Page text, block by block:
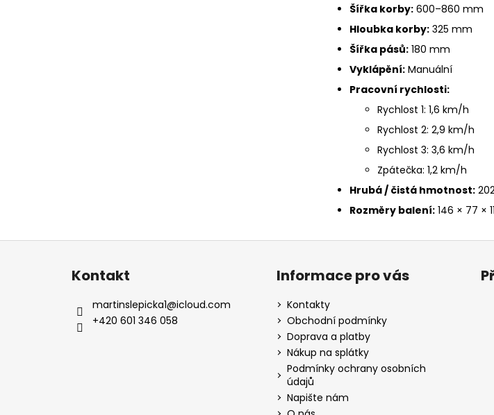
Šířka korby: 600–860 mm
Hloubka korby: 325 mm
Šířka pásů: 180 mm
Vyklápění: Manuální
Pracovní rychlosti:
Rychlost 1: 1,6 km/h
Rychlost 2: 2,9 km/h
Rychlost 3: 3,6 km/h
Zpátečka: 1,2 km/h
Hrubá / čistá hmotnost:
Rozměry balení: 146 × 77 ×
Z
Kontakt
martinslepicka1@icloud.com
+420 601 346 058
Informace pro vás
Kontakty
Obchodní podmínky
Doprava a platby
Nákup na splátky
Podmínky ochrany osobních
údajů
Napište nám